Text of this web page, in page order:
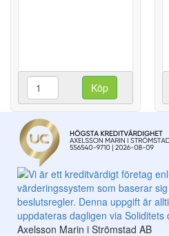
Köp
Axelsson Marin i Strömstad AB